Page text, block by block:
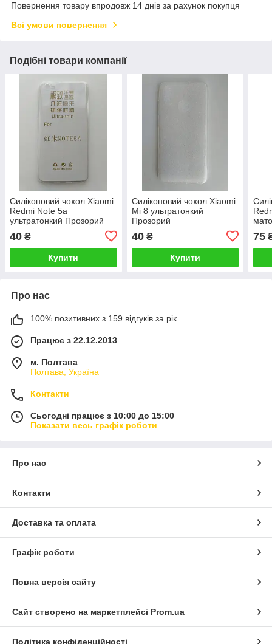
Повернення товару впродовж 14 днів за рахунок покупця
Всі умови повернення
Подібні товари компанії
Силіконовий чохол Xiaomi
Redmi Note 5a
ультратонкий Прозорий
40 ₴
Купити
Силіконовий чохол Xiaomi
Mi 8 ультратонкий
Прозорий
40₴
Купити
75
Про нас
100% позитивних з 159 відгуків за рік
Працює з 22.12.2013
м. Полтава
Полтава, Україна
Контакти
Сьогодні працює з 10:00 до 15:00
Показати весь графік роботи
Про нас
Контакти
Доставка та оплата
Графік роботи
Повна версія сайту
Сайт створено на маркетплейсі Prom.ua
Політика конфіденційності